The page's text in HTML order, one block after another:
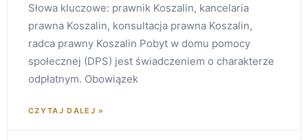
Słowa kluczowe: prawnik Koszalin, kancelaria
prawna Koszalin, konsultacja prawna Koszalin,
radca prawny Koszalin Pobyt w domu pomocy
społecznej (DPS) jest świadczeniem o charakterze
odpłatnym. Obowiązek
CZYTAJ DALEJ »